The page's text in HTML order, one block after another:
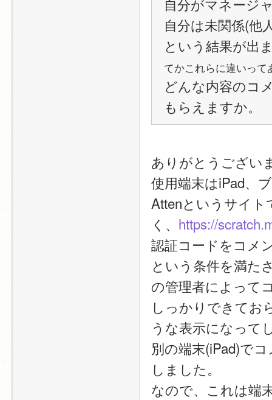
自分は未関係(
という結果が出
てかこれらに違いって
どんな内容のコ
もらえますか。
ありがとうござい
使用端末はiPad、
Attenというサイト
く、 https://
認証コードをコメ
という条件を満た
の管理者によって
しっかりできてお
うな表示になって
別の端末(iPad)で
しました。
なので、これは端